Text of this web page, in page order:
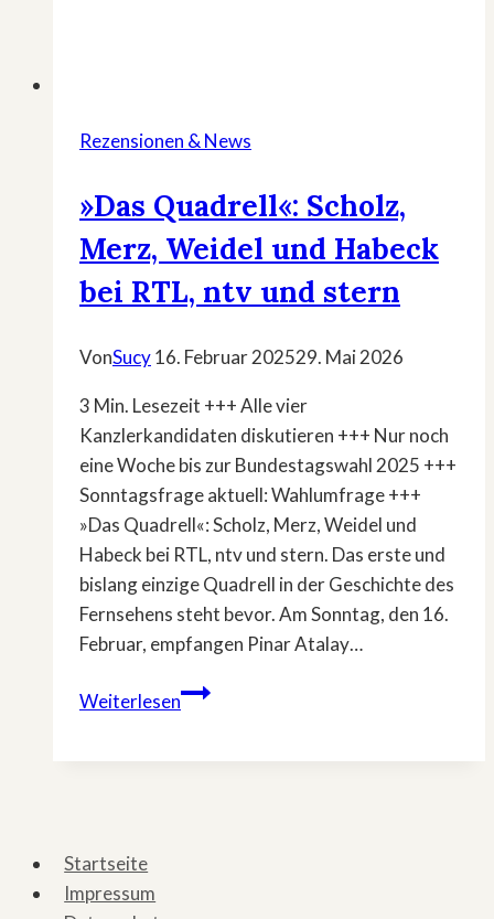
Rezensionen & News
»Das Quadrell«: Scholz,
Merz, Weidel und Habeck
bei RTL, ntv und stern
VonSucy16. Februar 202529. Mai 2026
3 Min. Lesezeit +++ Alle vier
Kanzlerkandidaten diskutieren +++ Nur noch
eine Woche bis zur Bundestagswahl 2025 +++
Sonntagsfrage aktuell: Wahlumfrage +++
»Das Quadrell«: Scholz, Merz, Weidel und
Habeck bei RTL, ntv und stern. Das erste und
bislang einzige Quadrell in der Geschichte des
Fernsehens steht bevor. Am Sonntag, den 16.
Februar, empfangen Pinar Atalay…
Weiterlesen»Das
Startseite
Impressum